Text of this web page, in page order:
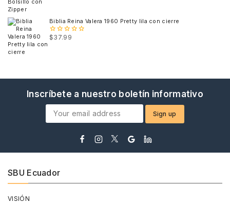
Biblia Reina Valera 1960 Pretty lila con cierre
0
$37.99
Inscríbete a nuestro boletín informativo
SBU Ecuador
VISIÓN